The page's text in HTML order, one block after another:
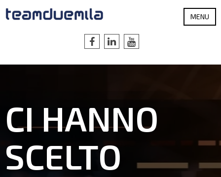
MENU
CI HANNO
SCELTO